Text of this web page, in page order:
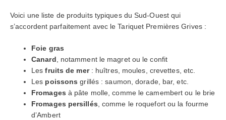
Voici une liste de produits typiques du Sud-Ouest qui
s’accordent parfaitement avec le Tariquet Premières Grives :
Foie gras
Canard, notamment le magret ou le confit
Lesfruits de mer: huîtres, moules, crevettes, etc.
Les poissons grillés : saumon, dorade, bar, etc.
Fromages à pâte molle, comme le camembert ou le brie
Fromages persillés, comme le roquefort ou la fourme
d’Ambert